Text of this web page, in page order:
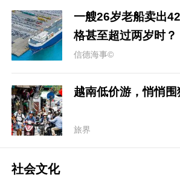
一艘26岁老船卖出
格甚至超过两岁时？
信德海事©
越南低价游，悄悄围
旅界
社会文化